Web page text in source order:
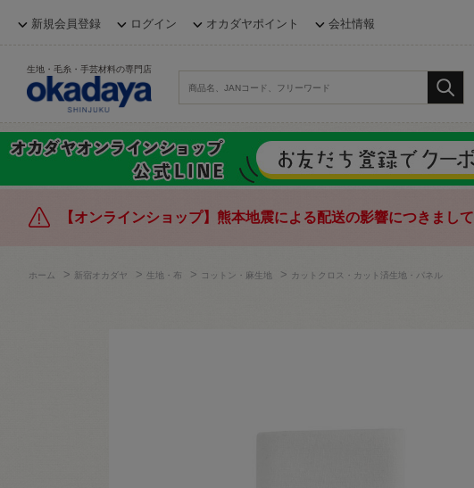
新規会員登録 ログイン オカダヤポイント 会社情報
生地・毛糸・手芸材料の専門店
【オンラインショップ】熊本地震による配送の影響につきまして
ホーム > 新宿オカダヤ > 生地・布 > コットン・麻生地 > カットクロス・カット済生地・パネル